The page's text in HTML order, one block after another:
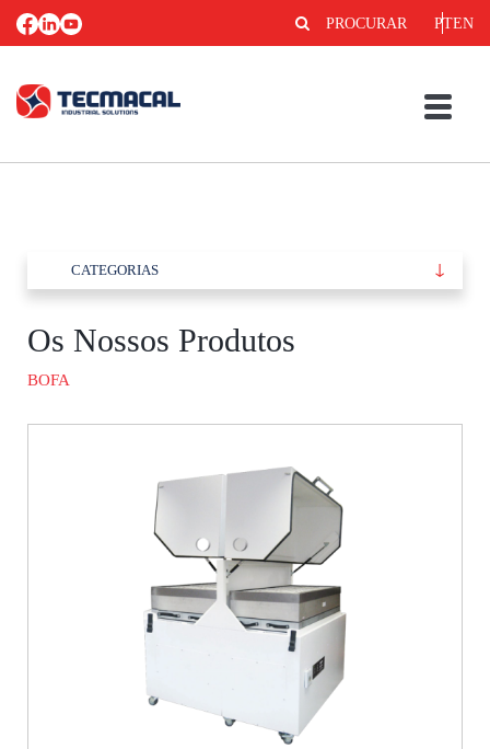
EN
PT
PROCURAR
CATEGORIAS
Os Nossos Produtos
BOFA